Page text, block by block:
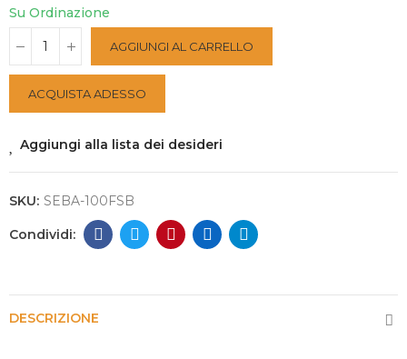
Su Ordinazione
AGGIUNGI AL CARRELLO
ACQUISTA ADESSO
Aggiungi alla lista dei desideri
SKU: SEBA-100FSB
DESCRIZIONE